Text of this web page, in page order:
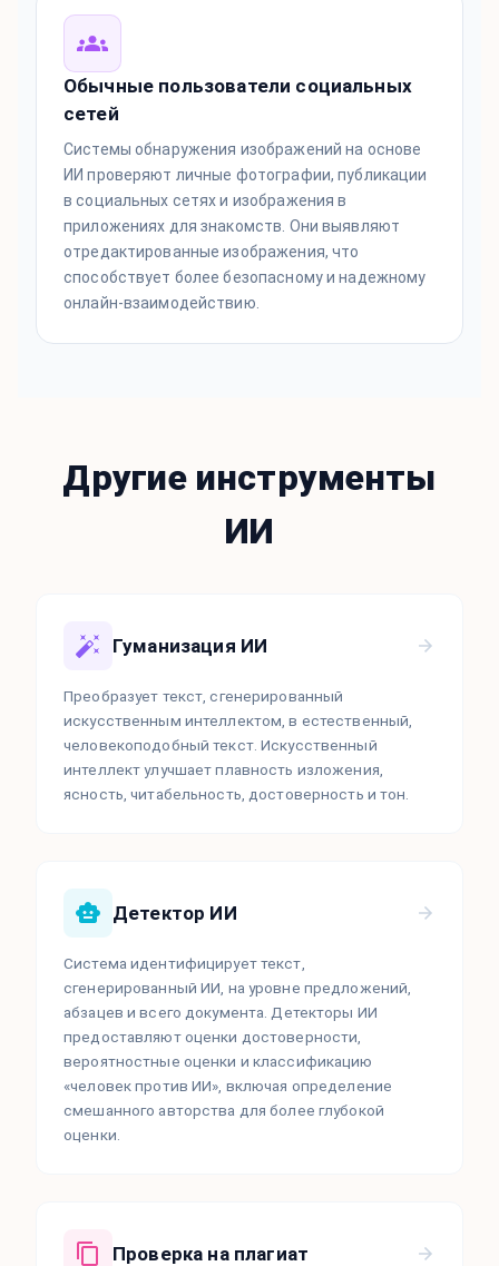
Обычные пользователи социальных
сетей
Системы обнаружения изображений на основе
ИИ проверяют личные фотографии, публикации
в социальных сетях и изображения в
приложениях для знакомств. Они выявляют
отредактированные изображения, что
способствует более безопасному и надежному
онлайн-взаимодействию.
Другие инструменты
ИИ
Гуманизация ИИ
Преобразует текст, сгенерированный
искусственным интеллектом, в естественный,
человекоподобный текст. Искусственный
интеллект улучшает плавность изложения,
ясность, читабельность, достоверность и тон.
Детектор ИИ
Система идентифицирует текст,
сгенерированный ИИ, на уровне предложений,
абзацев и всего документа. Детекторы ИИ
предоставляют оценки достоверности,
вероятностные оценки и классификацию
«человек против ИИ», включая определение
смешанного авторства для более глубокой
оценки.
Проверка на плагиат